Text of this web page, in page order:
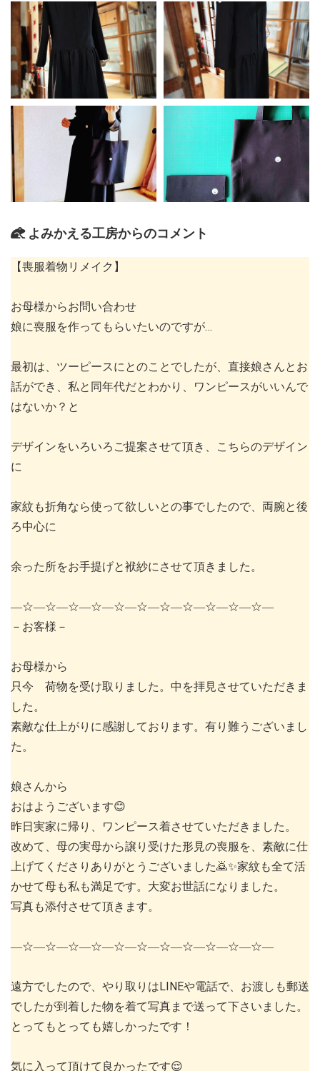
よみかえる工房からのコメント
【喪服着物リメイク】
お母様からお問い合わせ
娘に喪服を作ってもらいたいのですが…
最初は、ツーピースにとのことでしたが、直接娘さんとお
話ができ、私と同年代だとわかり、ワンピースがいいんで
はないか？と
デザインをいろいろご提案させて頂き、こちらのデザイン
に
家紋も折角なら使って欲しいとの事でしたので、両腕と後
ろ中心に
余った所をお手提げと袱紗にさせて頂きました。
―☆―☆―☆―☆―☆―☆―☆―☆―☆―☆―☆―
－お客様－
お母様から
只今 荷物を受け取りました。中を拝見させていただきま
した。
素敵な仕上がりに感謝しております。有り難うございまし
た。
娘さんから
おはようございます😊
昨日実家に帰り、ワンピース着させていただきました。
改めて、母の実母から譲り受けた形見の喪服を、素敵に仕
上げてくださりありがとうございました🙇✨️家紋も全て活
かせて母も私も満足です。大変お世話になりました。
写真も添付させて頂きます。
―☆―☆―☆―☆―☆―☆―☆―☆―☆―☆―☆―
遠方でしたので、やり取りはLINEや電話で、お渡しも郵送
でしたが到着した物を着て写真まで送って下さいました。
とってもとっても嬉しかったです！
気に入って頂けて良かったです😌